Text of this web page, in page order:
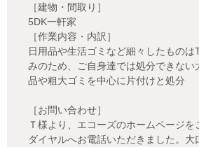
［建物・間取り］
5DK一軒家
［作業内容・内訳］
日用品や生活ゴミなど細々したものは
みのため、ご自身達では処分できない
品や粗大ゴミを中心に片付けと処分
［お問い合わせ］
Ｔ様より、エコーズのホームページを
ダイヤルへお電話いただきました。